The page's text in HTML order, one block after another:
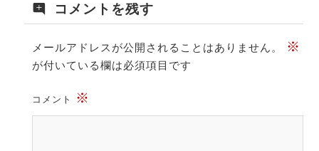
コメントを残す
メールアドレスが公開されることはありません。 ※
が付いている欄は必須項目です
コメント ※